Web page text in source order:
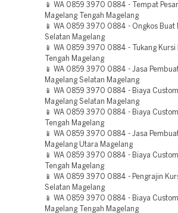
📱 WA 0859 3970 0884 - Tempat
Magelang Tengah Magelang
📱 WA 0859 3970 0884 - Ongkos
Selatan Magelang
📱 WA 0859 3970 0884 - Tukang
Tengah Magelang
📱 WA 0859 3970 0884 - Jasa
Magelang Selatan Magelang
📱 WA 0859 3970 0884 - Biaya
Magelang Selatan Magelang
📱 WA 0859 3970 0884 - Biaya
Tengah Magelang
📱 WA 0859 3970 0884 - Jasa
Magelang Utara Magelang
📱 WA 0859 3970 0884 - Biaya
Tengah Magelang
📱 WA 0859 3970 0884 - Pengrajin
Selatan Magelang
📱 WA 0859 3970 0884 - Biaya
Magelang Tengah Magelang